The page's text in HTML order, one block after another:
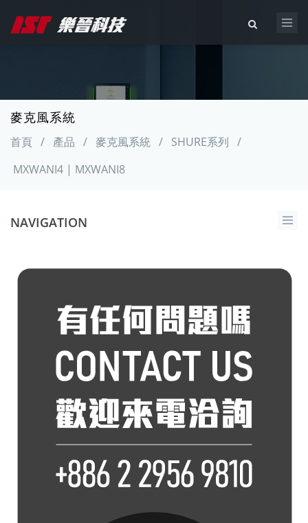
麥克風系統
首頁 / 產品 / 麥克風系統 / SHURE系列 /
MXWANI4 | MXWANI8
NAVIGATION